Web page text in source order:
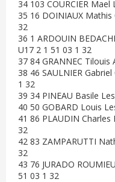
34 103 COURCIER
35 16 DOINIAUX Mathis
32
36 1 ARDOUIN
U17 2 1 51 03 1 32
37 84 GRANNEC Tilouis
38 46 SAULNIER
1 32
39 34 PINEAU Basile
40 50 GOBARD Louis
41 86 PLAUDIN
32
42 83 ZAMPARUTTI
32
43 76 JURADO
51 03 1 32